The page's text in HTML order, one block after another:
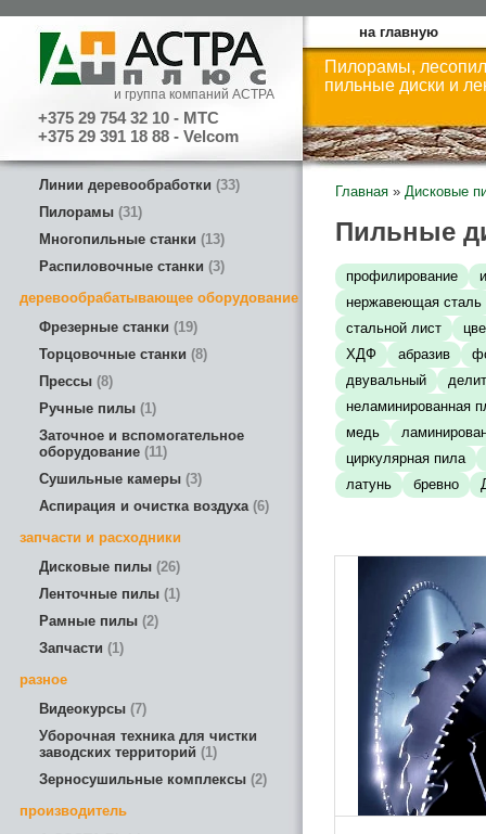
и группа компаний АСТРА
+375 29 754 32 10 - МТС
+375 29 391 18 88 - Velcom
на главную
Пилорамы,
пильные диски и
Линии деревообработки 33
Пилорамы 31
Многопильные станки
13
Распиловочные станки 3
деревообрабатывающее оборудование
Фрезерные станки
19
Торцовочные станки 8
Прессы 8
Ручные пилы 1
Заточное и вспомогательное
оборудование 11
Сушильные камеры 3
Аспирация и очистка воздуха 6
запчасти и расходники
Дисковые пилы 26
Ленточные пилы 1
Рамные пилы 2
Запчасти
1
разное
Видеокурсы 7
Уборочная техника для чистки
заводских территорий
1
Зерносушильные комплексы 2
производитель
Главная » Дисковые
Пильные
профилирование
нержавеющая сталь
стальной лист
ХДФ
абразив
двувальный
неламинированная
медь
циркулярная пила
латунь
бревно